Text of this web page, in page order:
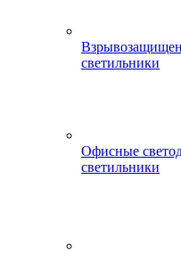
светильники
Офисные
светильники